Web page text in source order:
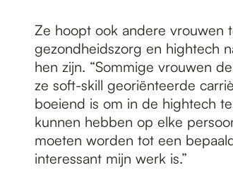
Ze hoopt ook andere vrouwen
gezondheidszorg en hightech
hen zijn. “Sommige vrouwen
ze soft-skill georiënteerde
boeiend is om in de hightech
kunnen hebben op elke
moeten worden tot een
interessant mijn werk is.”